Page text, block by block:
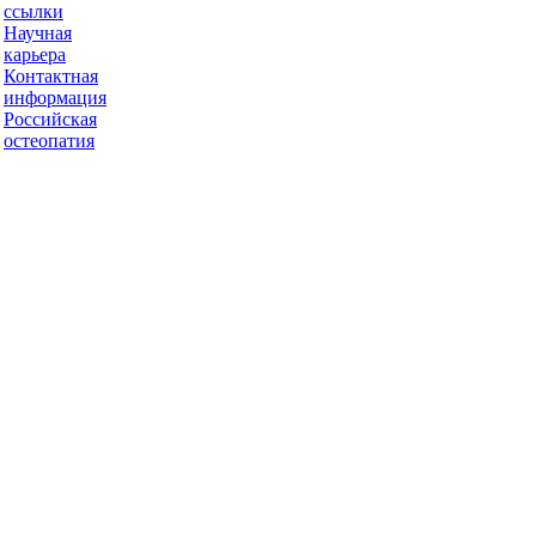
ссылки
Научная
карьера
Контактная
информация
Российская
остеопатия